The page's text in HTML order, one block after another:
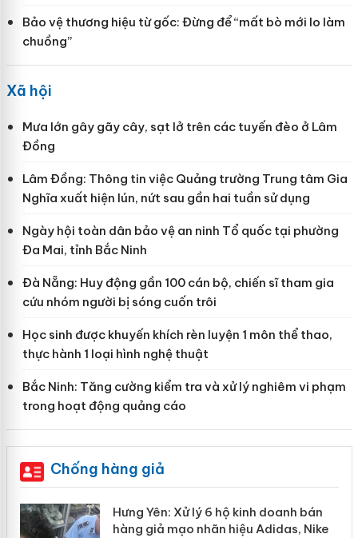
Bảo vệ thương hiệu từ gốc: Đừng để “mất bò mới lo làm
chuồng”
Xã hội
Mưa lớn gây gãy cây, sạt lở trên các tuyến đèo ở Lâm
Đồng
Lâm Đồng: Thông tin việc Quảng trường Trung tâm Gia
Nghĩa xuất hiện lún, nứt sau gần hai tuần sử dụng
Ngày hội toàn dân bảo vệ an ninh Tổ quốc tại phường
Đa Mai, tỉnh Bắc Ninh
Đà Nẵng: Huy động gần 100 cán bộ, chiến sĩ tham gia
cứu nhóm người bị sóng cuốn trôi
Học sinh được khuyến khích rèn luyện 1 môn thể thao,
thực hành 1 loại hình nghệ thuật
Bắc Ninh: Tăng cường kiểm tra và xử lý nghiêm vi phạm
trong hoạt động quảng cáo
Chống hàng giả
Hưng Yên: Xử lý 6 hộ kinh doanh bán
hàng giả mạo nhãn hiệu Adidas, Nike